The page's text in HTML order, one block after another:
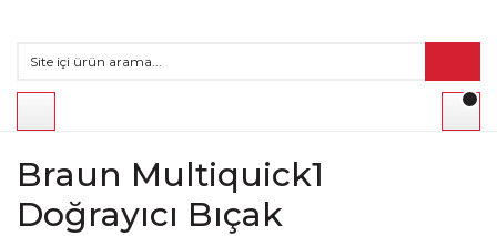
Braun Multiquick1
Doğrayıcı Bıçak